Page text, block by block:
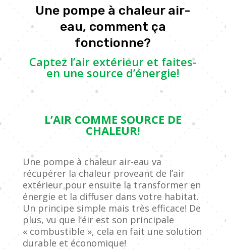
Une pompe à chaleur air-
eau, comment ça
fonctionne?
Captez l’air extérieur et faites-
en une source d’énergie!
L’AIR COMME SOURCE DE
CHALEUR!
Une pompe à chaleur air-eau va
récupérer la chaleur proveant de l’air
extérieur pour ensuite la transformer en
énergie et la diffuser dans votre habitat.
Un principe simple mais très efficace! De
plus, vu que l’éir est son principale
« combustible », cela en fait une solution
durable et économique!